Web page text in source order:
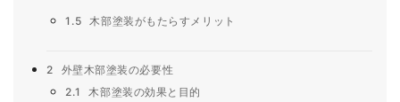
1.5 木部塗装がもたらすメリット
2
外壁木部塗装の必要性
2.1
木部塗装の効果と目的